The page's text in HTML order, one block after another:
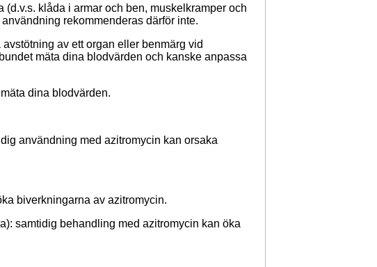
(d.v.s. klåda i armar och ben, muskelkramper och
rekommenderas därför inte.
av ett organ eller benmärg vid
mäta dina blodvärden och kanske anpassa
dina blodvärden.
användning med azitromycin kan orsaka
biverkningarna av azitromycin.
samtidig behandling med azitromycin kan öka